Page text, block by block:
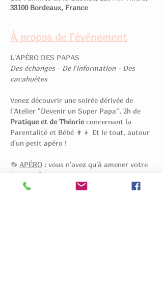
33100 Bordeaux, France
À propos de l'événement
L'APÉRO DES PAPAS
Des échanges - De l'information - Des
cacahuètes
Venez découvrir une soirée dérivée de
l'Atelier "Devenir un Super Papa", 2h de
Pratique et de Théorie concernant la
Parentalité et Bébé 👨‍👦 Et le tout, autour
d'un petit apéro !
🍻 APÉRO : vous n'avez qu'à amener votre
boisson favorite pour vous-mêmes et je
me charge du "solide" (petits cakes,